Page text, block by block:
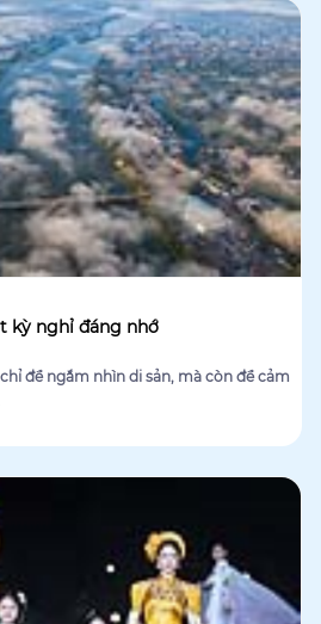
kỳ nghỉ đáng nhớ
để ngắm nhìn di sản, mà còn để cảm